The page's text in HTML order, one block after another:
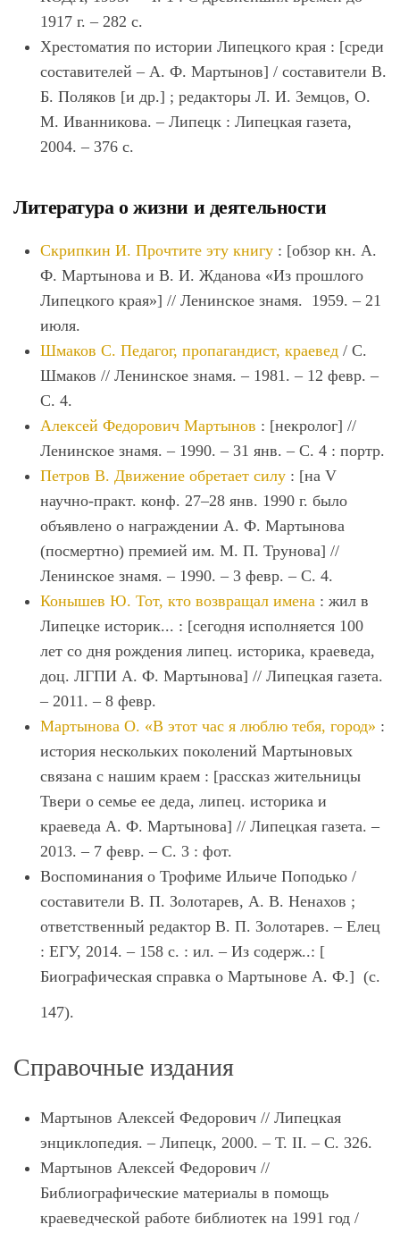
1917 г. ‒ 282 с.
Хрестоматия по истории Липецкого края : [среди
составителей ‒ А. Ф. Мартынов] / составители В.
Б. Поляков [и др.] ; редакторы Л. И. Земцов, О.
М. Иванникова. ‒ Липецк : Липецкая газета,
2004. ‒ 376 с.
Литература о жизни и деятельности
Скрипкин И. Прочтите эту книгу : [обзор кн. А.
Ф. Мартынова и В. И. Жданова «Из прошлого
Липецкого края»] // Ленинское знамя. 1959. – 21
июля.
Шмаков С. Педагог, пропагандист, краевед / С.
Шмаков // Ленинское знамя. – 1981. – 12 февр. –
С. 4.
Алексей Федорович Мартынов : [некролог] //
Ленинское знамя. – 1990. – 31 янв. – С. 4 : портр.
Петров В. Движение обретает силу : [на V
научно-практ. конф. 27–28 янв. 1990 г. было
объявлено о награждении А. Ф. Мартынова
(посмертно) премией им. М. П. Трунова] //
Ленинское знамя. – 1990. – 3 февр. – С. 4.
Конышев Ю. Тот, кто возвращал имена : жил в
Липецке историк... : [сегодня исполняется 100
лет со дня рождения липец. историка, краеведа,
доц. ЛГПИ А. Ф. Мартынова] // Липецкая газета.
‒ 2011. ‒ 8 февр.
Мартынова О. «В этот час я люблю тебя, город» :
история нескольких поколений Мартыновых
связана с нашим краем : [рассказ жительницы
Твери о семье ее деда, липец. историка и
краеведа А. Ф. Мартынова] // Липецкая газета. ‒
2013. ‒ 7 февр. ‒ С. 3 : фот.
Воспоминания о Трофиме Ильиче Поподько /
составители В. П. Золотарев, А. В. Ненахов ;
ответственный редактор В. П. Золотарев. ‒ Елец
: ЕГУ, 2014. ‒ 158 с. : ил. – Из содерж..: [
Биографическая справка о Мартынове А. Ф.] (с.
147).
Справочные издания
Мартынов Алексей Федорович // Липецкая
энциклопедия. – Липецк, 2000. – Т. II. – С. 326.
Мартынов Алексей Федорович //
Библиографические материалы в помощь
краеведческой работе библиотек на 1991 год /